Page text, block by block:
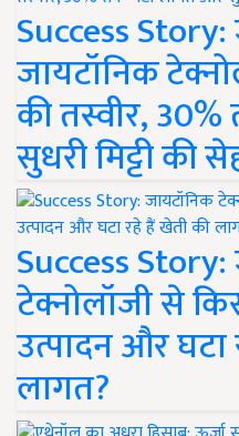
Success
जायटॉनिक
की तस्वीर,
सुधरी मिट्टी की
Success
टेक्नोलॉजी से
उत्पादन और
लागत?